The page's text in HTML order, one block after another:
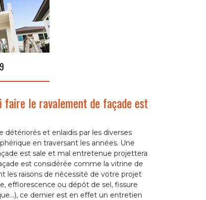
faire le ravalement de façade est
détériorés et enlaidis par les diverses
en traversant les années. Une
est sale et mal entretenue projettera
est considérée comme la vitrine de
les raisons de nécessité de votre projet
efflorescence ou dépôt de sel, fissure
ce dernier est en effet un entretien